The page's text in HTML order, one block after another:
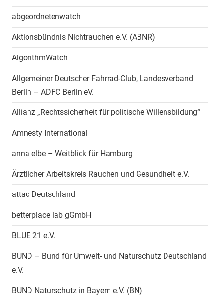
abgeordnetenwatch
Aktionsbündnis Nichtrauchen e.V. (ABNR)
AlgorithmWatch
Allgemeiner Deutscher Fahrrad-Club, Landesverband
Berlin – ADFC Berlin eV.
Allianz „Rechtssicherheit für politische Willensbildung“
Amnesty International
anna elbe – Weitblick für Hamburg
Ärztlicher Arbeitskreis Rauchen und Gesundheit e.V.
attac Deutschland
betterplace lab gGmbH
BLUE 21 e.V.
BUND – Bund für Umwelt- und Naturschutz Deutschland
e.V.
BUND Naturschutz in Bayern e.V. (BN)